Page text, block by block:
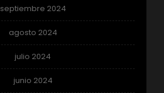
septiembre 2024
agosto 2024
julio 2024
junio 2024